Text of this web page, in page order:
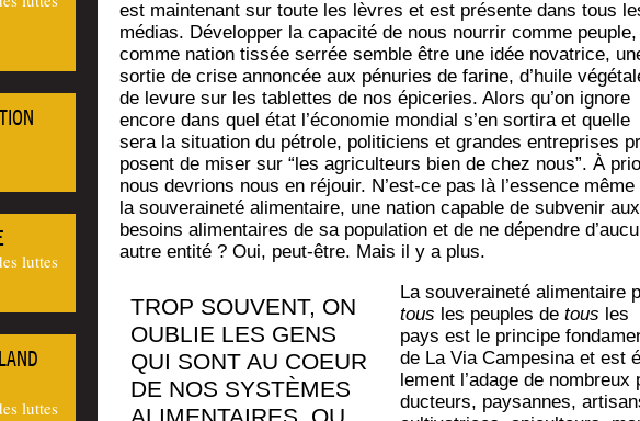
luttes
luttes
est main­te­nant sur toute les lèvres et est pré­sente dans tous
médias. Déve­lop­per la capa­ci­té de nous nour­rir comme peuple,
comme nation tis­sée ser­rée semble être une idée nova­trice,
sor­tie de crise annon­cée aux pénu­ries de farine, d’huile
de levure sur les tablettes de nos épi­ce­ries. Alors qu’on ignore
encore dans quel état l’économie mon­dial s’en sor­ti­ra et quelle
sera la situa­tion du pétrole, poli­ti­ciens et grandes entre­prises
posent de miser sur “les agri­cul­teurs bien de chez nous”. À
nous devrions nous en réjouir. N’est-ce pas là l’essence même
la sou­ve­rai­ne­té ali­men­taire, une nation capable de sub­ve­nir aux
besoins ali­men­taires de sa popu­la­tion et de ne dépendre
autre enti­té ? Oui, peut-être. Mais il y a plus.
TROP SOU­VENT, ON
OUBLIE LES GENS
QUI SONT AU COEUR
DE NOS SYS­TÈMES
La sou­ve­rai­ne­té ali­men­taire
tous les peuples detous les
pays est le prin­cipe
de La Via Cam­pe­si­na et est
le­ment l’adage de
duc­teurs, pay­sannes,